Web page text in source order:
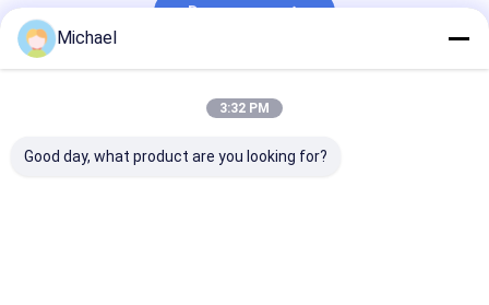
Doorgaan
Michael
3:32 PM
Good day, what product are you looking for?